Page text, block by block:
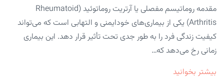
مقدمه روماتیسم مفصلی یا آرتریت روماتوئید (Rheumatoid
Arthritis) یکی از بیماری‌های خودایمنی و التهابی است که می‌تواند
کیفیت زندگی فرد را به طور جدی تحت تأثیر قرار دهد. این بیماری
زمانی رخ می‌دهد که…
بیشتر بخوانید